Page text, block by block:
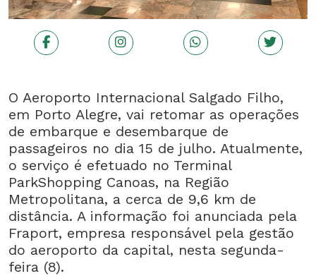
O Aeroporto Internacional Salgado Filho,
em Porto Alegre, vai retomar as operações
de embarque e desembarque de
passageiros no dia 15 de julho. Atualmente,
o serviço é efetuado no Terminal
ParkShopping Canoas, na Região
Metropolitana, a cerca de 9,6 km de
distância. A informação foi anunciada pela
Fraport, empresa responsável pela gestão
do aeroporto da capital, nesta segunda-
feira (8).